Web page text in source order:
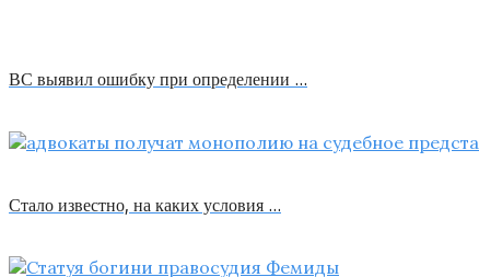
ВС выявил ошибку при определении …
Стало известно, на каких условия …